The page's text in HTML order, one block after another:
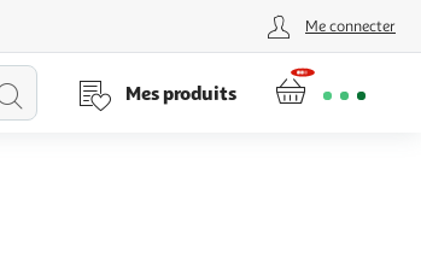
Me connecter
Mes produits